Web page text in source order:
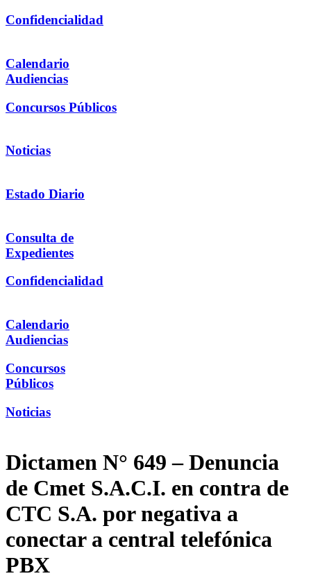
Confidencialidad
Calendario
Audiencias
Concursos Públicos
Noticias
Estado Diario
Consulta de
Expedientes
Confidencialidad
Calendario
Audiencias
Concursos
Públicos
Noticias
Dictamen N° 649 – Denuncia
de Cmet S.A.C.I. en contra de
CTC S.A. por negativa a
conectar a central telefónica
PBX